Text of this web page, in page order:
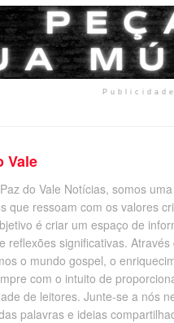
Publicidade
Vale
do Vale Notícias, somos
que ressoam com os valores
é criar um espaço de
reflexões significativas.
o mundo gospel, o
com o intuito de
de leitores. Junte-se a nós
palavras e ideias